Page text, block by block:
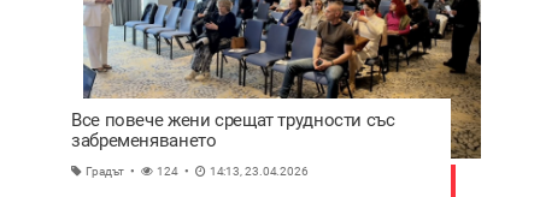
Все повече жени срещат трудности със
забременяването
Градът 124 14:13, 23.04.2026